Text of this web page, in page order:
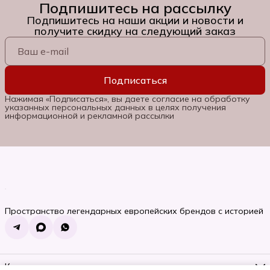
Подпишитесь на рассылку
Подпишитесь на наши акции и новости и
получите скидку на следующий заказ
Подписаться
Нажимая «Подписаться», вы даете согласие на обработку
указанных персональных данных в целях получения
информационной и рекламной рассылки
Пространство легендарных европейских брендов с историей
Контакты